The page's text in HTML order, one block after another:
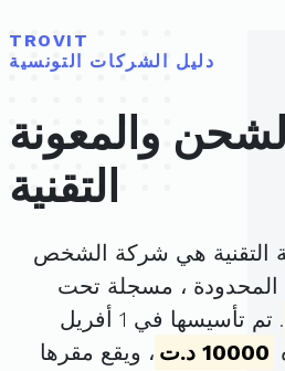
TROVIT
دليل الشركات التونسية
والمعونة
التقنية
التقنية هي شركة الشخص
المحدودة ، مسجلة تحت
. تم تأسيسها في 1 أفريل
10000 د.ت
، ويقع مقرها